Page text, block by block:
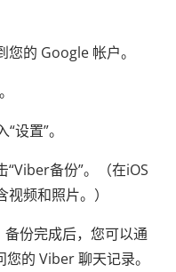
的 Google 帐户。
设置”。
备份”。（在iOS
频和照片。）
备份完成后，您可以通
的 Viber 聊天记录。